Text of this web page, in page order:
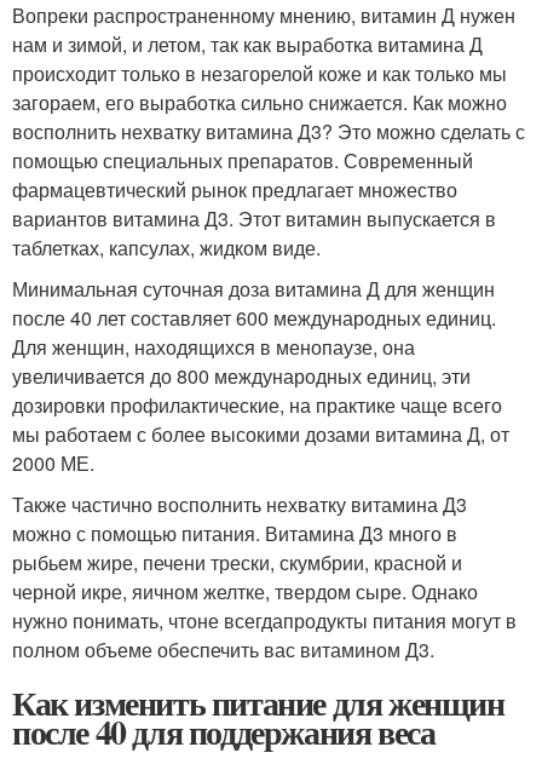
Вопреки распространенному мнению, витамин Д нужен
нам и зимой, и летом, так как выработка витамина Д
происходит только в незагорелой коже и как только мы
загораем, его выработка сильно снижается. Как можно
восполнить нехватку витамина Д3? Это можно сделать с
помощью специальных препаратов. Современный
фармацевтический рынок предлагает множество
вариантов витамина Д3. Этот витамин выпускается в
таблетках, капсулах, жидком виде.
Минимальная суточная доза витамина Д для женщин
после 40 лет составляет 600 международных единиц.
Для женщин, находящихся в менопаузе, она
увеличивается до 800 международных единиц, эти
дозировки профилактические, на практике чаще всего
мы работаем с более высокими дозами витамина Д, от
2000 МЕ.
Также частично восполнить нехватку витамина Д3
можно с помощью питания. Витамина Д3 много в
рыбьем жире, печени трески, скумбрии, красной и
черной икре, яичном желтке, твердом сыре. Однако
нужно понимать, чтоне всегдапродукты питания могут в
полном объеме обеспечить вас витамином Д3.
Как изменить питание для женщин
после 40 для поддержания веса